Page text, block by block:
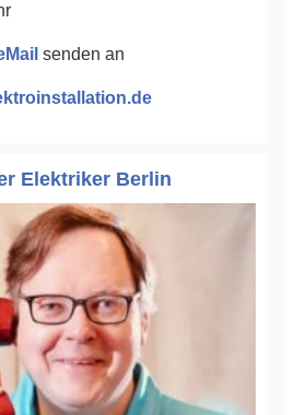
senden an
Elektriker Berlin